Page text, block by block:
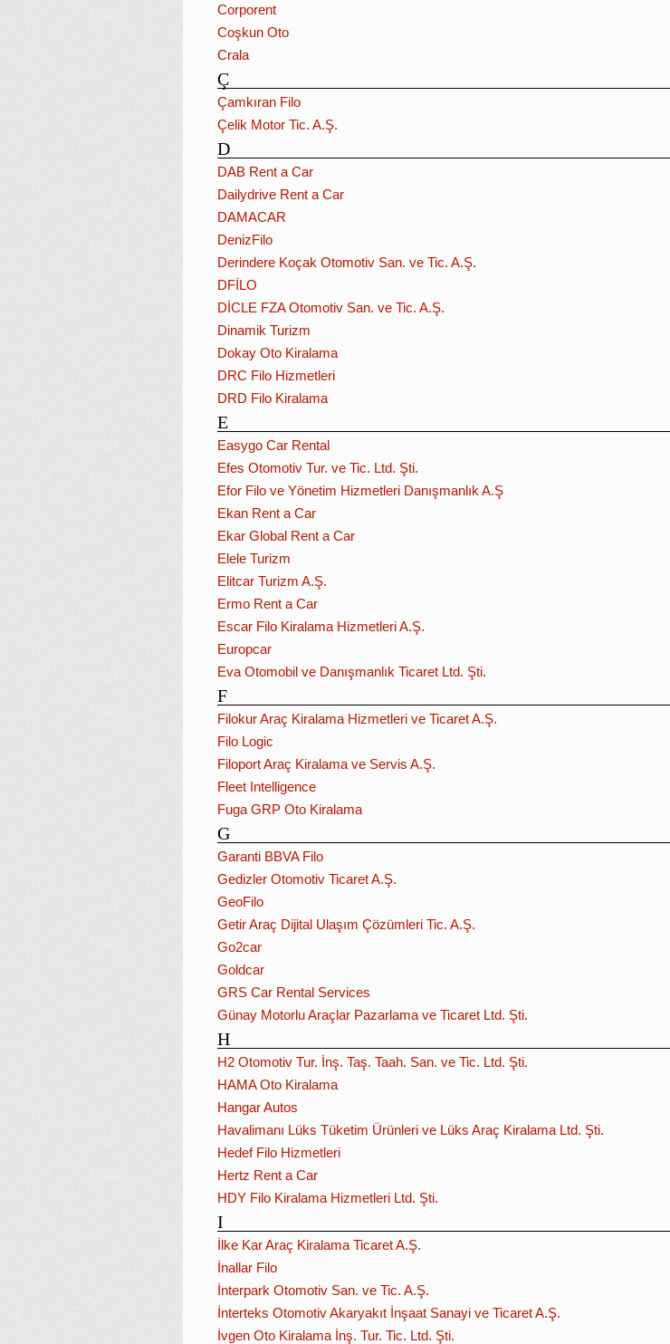
Corporent
Coşkun Oto
Crala
Ç
Çamkıran Filo
Çelik Motor Tic. A.Ş.
D
DAB Rent a Car
Dailydrive Rent a Car
DAMACAR
DenizFilo
Derindere Koçak Otomotiv San. ve Tic. A.Ş.
DFİLO
DİCLE FZA Otomotiv San. ve Tic. A.Ş.
Dinamik Turizm
Dokay Oto Kiralama
DRC Filo Hizmetleri
DRD Filo Kiralama
E
Easygo Car Rental
Efes Otomotiv Tur. ve Tic. Ltd. Şti.
Efor Filo ve Yönetim Hizmetleri Danışmanlık A.Ş
Ekan Rent a Car
Ekar Global Rent a Car
Elele Turizm
Elitcar Turizm A.Ş.
Ermo Rent a Car
Escar Filo Kiralama Hizmetleri A.Ş.
Europcar
Eva Otomobil ve Danışmanlık Ticaret Ltd. Şti.
F
Filokur Araç Kiralama Hizmetleri ve Ticaret A.Ş.
Filo Logic
Filoport Araç Kiralama ve Servis A.Ş.
Fleet Intelligence
Fuga GRP Oto Kiralama
G
Garanti BBVA Filo
Gedizler Otomotiv Ticaret A.Ş.
GeoFilo
Getir Araç Dijital Ulaşım Çözümleri Tic. A.Ş.
Go2car
Goldcar
GRS Car Rental Services
Günay Motorlu Araçlar Pazarlama ve Ticaret Ltd. Şti.
H
H2 Otomotiv Tur. İnş. Taş. Taah. San. ve Tic. Ltd. Şti.
HAMA Oto Kiralama
Hangar Autos
Havalimanı Lüks Tüketim Ürünleri ve Lüks Araç Kiralama Ltd. Şti.
Hedef Filo Hizmetleri
Hertz Rent a Car
HDY Filo Kiralama Hizmetleri Ltd. Şti.
I
İlke Kar Araç Kiralama Ticaret A.Ş.
İnallar Filo
İnterpark Otomotiv San. ve Tic. A.Ş.
İnterteks Otomotiv Akaryakıt İnşaat Sanayi ve Ticaret A.Ş.
İvgen Oto Kiralama İnş. Tur. Tic. Ltd. Şti.